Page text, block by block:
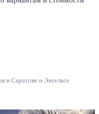
в Саратове и Энгельсе